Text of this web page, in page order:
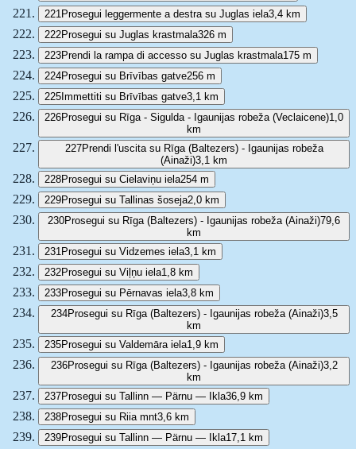
221 Prosegui leggermente a destra su Juglas iela3,4 km
222Prosegui su Juglas krastmala326 m
223Prendi la rampa di accesso su Juglas krastmala175 m
224Prosegui su Brīvības gatve256 m
225Immettiti su Brīvības gatve3,1 km
226Prosegui su Rīga - Sigulda - Igaunijas robeža (Veclaicene)1,0
km
227Prendi l'uscita su Rīga (Baltezers) - Igaunijas robeža
(Ainaži)3,1 km
228Prosegui su Cielaviņu iela254 m
229Prosegui su Tallinas šoseja2,0 km
230Prosegui su Rīga (Baltezers) - Igaunijas robeža (Ainaži)79,6
km
231 Prosegui su Vidzemes iela3,1 km
232Prosegui su Viļņu iela1,8 km
233Prosegui su Pērnavas iela3,8 km
234Prosegui su Rīga (Baltezers) - Igaunijas robeža (Ainaži)3,5
km
235Prosegui su Valdemāra iela1,9 km
236Prosegui su Rīga (Baltezers) - Igaunijas robeža (Ainaži)3,2
km
237Prosegui su Tallinn — Pärnu — Ikla36,9 km
238Prosegui su Riia mnt3,6 km
239Prosegui su Tallinn — Pärnu — Ikla17,1 km